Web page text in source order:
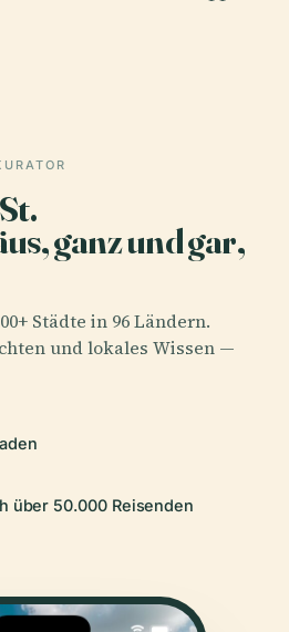
ganz und gar,
Städte in 96 Ländern.
und lokales Wissen —
über 50.000 Reisenden